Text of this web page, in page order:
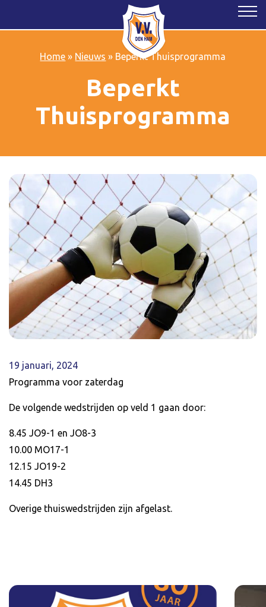
Home » Nieuws » Beperkt Thuisprogramma
Beperkt
Thuisprogramma
19 januari, 2024
Programma voor zaterdag
De volgende wedstrijden op veld 1 gaan door:
8.45 JO9-1 en JO8-3
10.00 MO17-1
12.15 JO19-2
14.45 DH3
Overige thuiswedstrijden zijn afgelast.